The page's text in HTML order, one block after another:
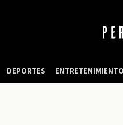
DEPORTES ENTRETENIMIENTO